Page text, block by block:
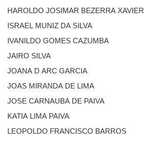
HAROLDO JOSIMAR BEZERRA XAVIER
ISRAEL MUNIZ DA SILVA
IVANILDO GOMES CAZUMBA
JAIRO SILVA
JOANA D ARC GARCIA
JOAS MIRANDA DE LIMA
JOSE CARNAUBA DE PAIVA
KATIA LIMA PAIVA
LEOPOLDO FRANCISCO BARROS